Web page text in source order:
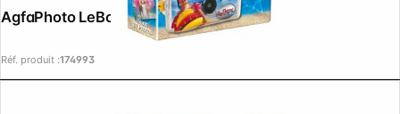
AgfaPhoto LeBox Océan
Réf. produit :174993